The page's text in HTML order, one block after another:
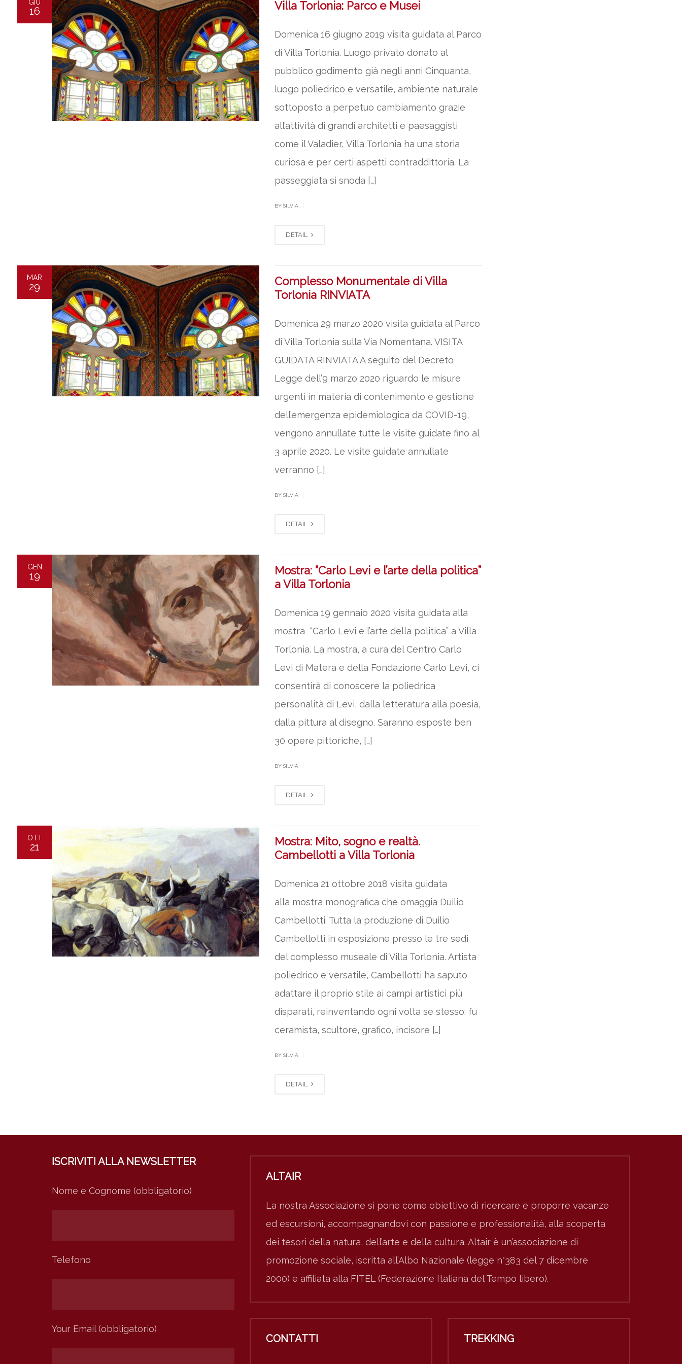
GIU
16 Villa Torlonia: Parco e Musei
Domenica 16 giugno 2019 visita guidata al Parco
di Villa Torlonia. Luogo privato donato al
pubblico godimento già negli anni Cinquanta,
luogo poliedrico e versatile, ambiente naturale
sottoposto a perpetuo cambiamento grazie
all’attività di grandi architetti e paesaggisti
come il Valadier, Villa Torlonia ha una storia
curiosa e per certi aspetti contraddittoria. La
passeggiata si snoda […]
BY SILVIA
DETAIL
MAR
29
Complesso Monumentale di Villa
Torlonia RINVIATA
Domenica 29 marzo 2020 visita guidata al Parco
di Villa Torlonia sulla Via Nomentana. VISITA
GUIDATA RINVIATA A seguito del Decreto
Legge dell’9 marzo 2020 riguardo le misure
urgenti in materia di contenimento e gestione
dell’emergenza epidemiologica da COVID-19,
vengono annullate tutte le visite guidate fino al
3 aprile 2020. Le visite guidate annullate
verranno […]
BY SILVIA
DETAIL
GEN
19
Mostra: “Carlo Levi e l’arte della politica”
a Villa Torlonia
Domenica 19 gennaio 2020 visita guidata alla
mostra “Carlo Levi e l’arte della politica” a Villa
Torlonia. La mostra, a cura del Centro Carlo
Levi di Matera e della Fondazione Carlo Levi, ci
consentirà di conoscere la poliedrica
personalità di Levi, dalla letteratura alla poesia,
dalla pittura al disegno. Saranno esposte ben
30 opere pittoriche, […]
BY SILVIA
DETAIL
OTT
21
Mostra: Mito, sogno e realtà.
Cambellotti a Villa Torlonia
Domenica 21 ottobre 2018 visita guidata
alla mostra monografica che omaggia Duilio
Cambellotti. Tutta la produzione di Duilio
Cambellotti in esposizione presso le tre sedi
del complesso museale di Villa Torlonia. Artista
poliedrico e versatile, Cambellotti ha saputo
adattare il proprio stile ai campi artistici più
disparati, reinventando ogni volta se stesso: fu
ceramista, scultore, grafico, incisore […]
BY SILVIA
DETAIL
ISCRIVITI ALLA NEWSLETTER
Nome e Cognome (obbligatorio)
Telefono
Your Email (obbligatorio)
ALTAIR
La nostra Associazione si pone come obiettivo di ricercare e proporre vacanze
ed escursioni, accompagnandovi con passione e professionalità, alla scoperta
dei tesori della natura, dell’arte e della cultura. Altair è un’associazione di
promozione sociale, iscritta all’Albo Nazionale (legge n°383 del 7 dicembre
2000) e affiliata alla FITEL (Federazione Italiana del Tempo libero).
CONTATTI TREKKING